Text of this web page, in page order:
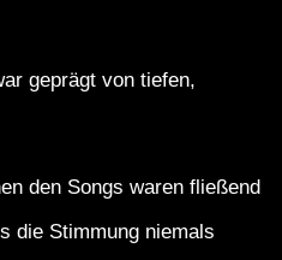
geprägt von tiefen,
den Songs waren fließend
die Stimmung niemals